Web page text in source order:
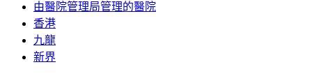
由醫院管理局管理的醫院
香港
九龍
新界